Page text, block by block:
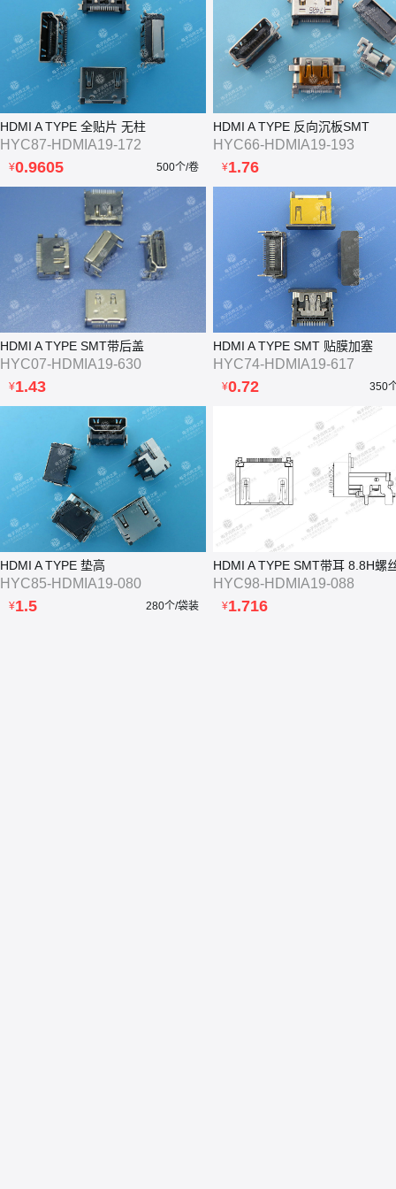
HDMI A TYPE 全贴片 无柱
HYC87-HDMIA19-172
¥0.9605 500个/卷
HDMI A TYPE 反向沉板SMT
HYC66-HDMIA19-193
¥1.76
HDMI A TYPE SMT带后盖
HYC07-HDMIA19-630
¥1.43
HDMI A TYPE SMT 贴膜加塞
HYC74-HDMIA19-617
¥0.72 350
HDMI A TYPE 垫高
HYC85-HDMIA19-080
¥1.5 280个/袋装
HDMI A TYPE SMT带耳 8.8H螺
HYC98-HDMIA19-088
¥1.716